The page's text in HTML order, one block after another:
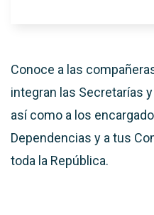
Conoce a las
integran las Secretarías
así como a los
Dependencias y a tus
toda la República.